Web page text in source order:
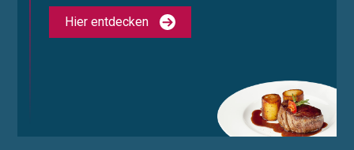
Hier entdecken